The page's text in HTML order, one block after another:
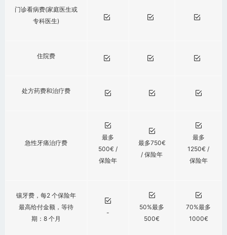
门诊看病费(家庭医生或
专科医生)
住院费
处方药费和治疗费
急性牙痛治疗费
最多
500€ /
保险年
最多750€
/ 保险年
最多
1250€ /
保险年
镶牙费，每2 个保险年
最高给付金额，等待
期：8 个月
-
50%最多
500€
70%最多
1000€